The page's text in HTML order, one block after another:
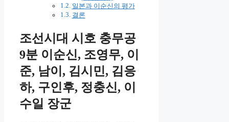
일본과 이순신의 평가
결론
조선시대 시호 충무공
9분 이순신, 조영무, 이
준, 남이, 김시민, 김응
하, 구인후, 정충신, 이
수일 장군